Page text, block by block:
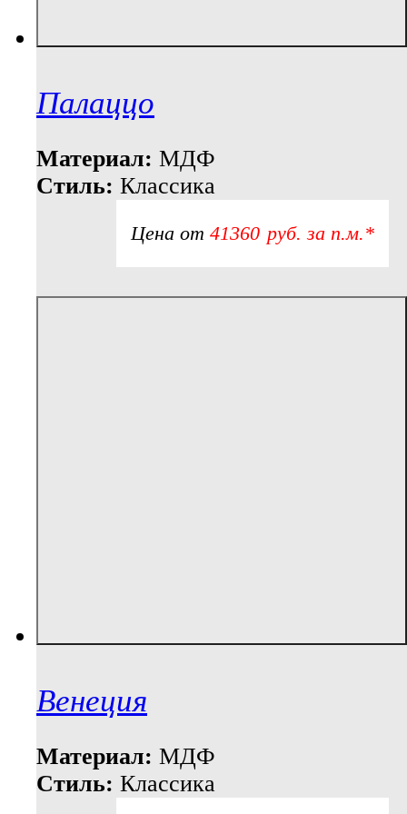
Палаццо
Материал: МДФ
Стиль: Классика
Цена от 41360 руб. за п.м.*
Венеция
Материал: МДФ
Стиль: Классика